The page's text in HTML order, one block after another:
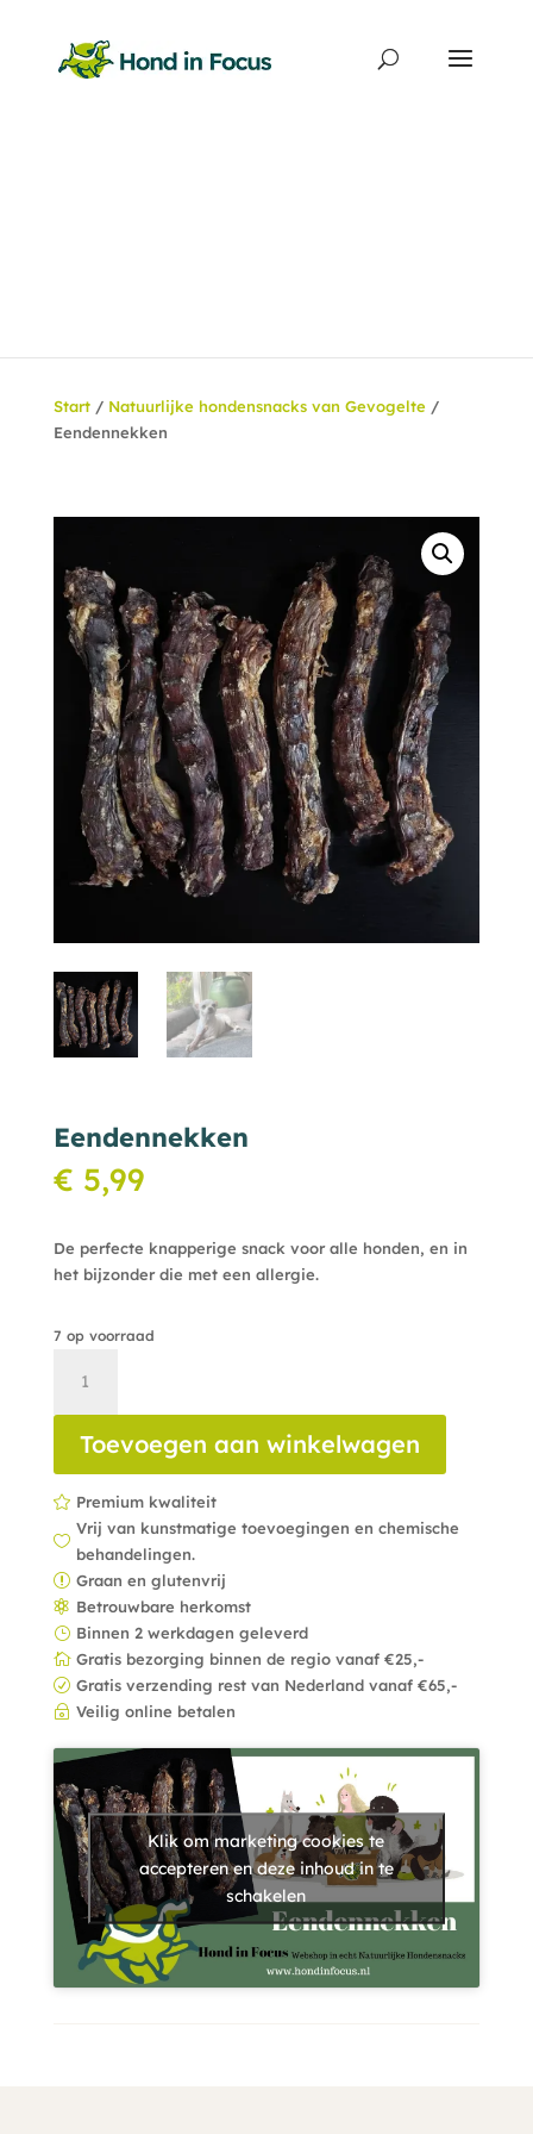
Start/ Natuurlijke hondensnacks van Gevogelte/
Eendennekken
Eendennekken
€ 5,99
De perfecte knapperige snack voor alle honden, en in
het bijzonder die met een allergie.
7 op voorraad
aantal
Toevoegen aan winkelwagen
 Premium kwaliteit

Vrij van kunstmatige toevoegingen en chemische
behandelingen.
r Graan en glutenvrij
 Betrouwbare herkomst
} Binnen 2 werkdagen geleverd
 Gratis bezorging binnen de regio vanaf €25,-
R Gratis verzending rest van Nederland vanaf €65,-
~ Veilig online betalen
Klik om marketing cookies te
accepteren en deze inhoud in te
schakelen